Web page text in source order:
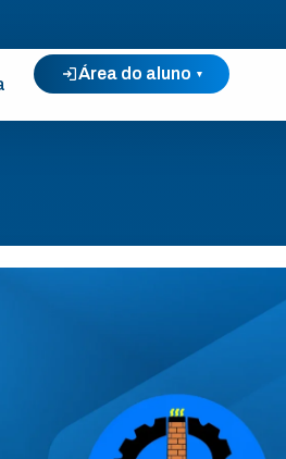
Área do aluno ▾